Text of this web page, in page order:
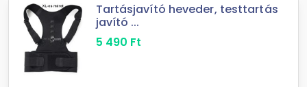
Tartásjavító heveder, testtartás
javító ...
5 490 Ft